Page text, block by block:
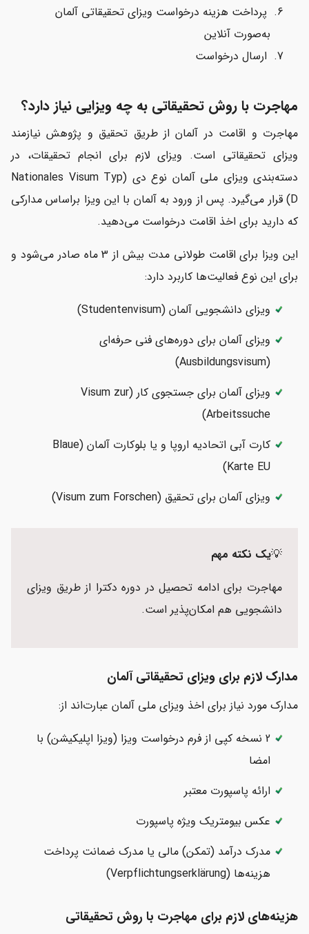
پرداخت هزینه درخواست ویزای تحقیقاتی آلمان
به‌صورت آنلاین
ارسال درخواست
مهاجرت با روش تحقیقاتی به چه ویزایی نیاز دارد؟
مهاجرت و اقامت در آلمان از طریق تحقیق و پژوهش نیازمند
ویزای تحقیقاتی است. ویزای لازم برای انجام تحقیقات، در
دسته‌بندی ویزای ملی آلمان نوع دی (Nationales Visum Typ
D) قرار می‌گیرد. پس از ورود به آلمان با این ویزا براساس مدارکی
که دارید برای اخذ اقامت درخواست می‌دهید.
این ویزا برای اقامت طولانی‌ مدت بیش از 3 ماه صادر می‌شود و
برای این نوع فعالیت‌ها کاربرد دارد:
ویزای دانشجویی آلمان (Studentenvisum)
ویزای آلمان برای دوره‌های فنی حرفه‌ای
(Ausbildungsvisum)
ویزای آلمان برای جستجوی کار (Visum zur
Arbeitssuche)
کارت آبی اتحادیه اروپا و یا بلوکارت آلمان (Blaue
Karte EU)
ویزای آلمان برای تحقیق (Visum zum Forschen)
💡یک نکته مهم
مهاجرت برای ادامه تحصیل در دوره دکترا از طریق ویزای
دانشجویی هم امکان‌پذیر است.
مدارک لازم برای ویزای تحقیقاتی آلمان
مدارک مورد نیاز برای اخذ ویزای ملی آلمان عبارت‌اند از:
2 نسخه کپی از فرم درخواست ویزا (ویزا اپلیکیشن) با
امضا
ارائه پاسپورت معتبر
عکس بیومتریک ویژه پاسپورت
مدرک درآمد (تمکن) مالی یا مدرک ضمانت پرداخت
هزینه‌ها (Verpflichtungserklärung)
هزینه‌های لازم برای مهاجرت با روش تحقیقاتی